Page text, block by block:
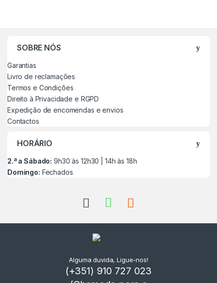
SOBRE NÓS
Garantias
Livro de reclamações
Termos e Condições
Direito à Privacidade e RGPD
Expedição de encomendas e envios
Contactos
HORÁRIO
2.ª a Sábado: 9h30 às 12h30 | 14h às 18h
Domingo: Fechados
Alguma duvida, Ligue-nos!
(+351) 910 727 023